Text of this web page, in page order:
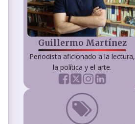
Guillermo Martínez
Periodista aficionado a la lectura,
la política y el arte.